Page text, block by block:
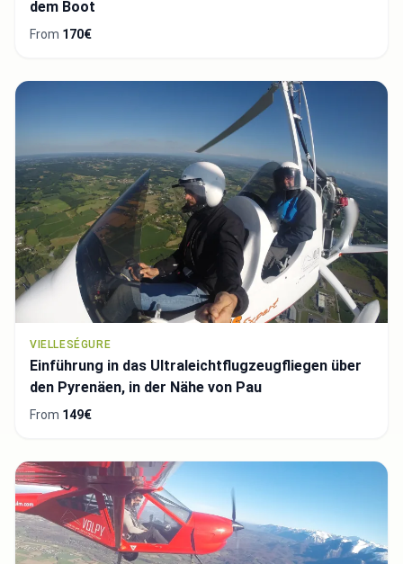
dem Boot
From 170€
VIELLESÉGURE
Einführung in das Ultraleichtflugzeugfliegen über
den Pyrenäen, in der Nähe von Pau
From 149€